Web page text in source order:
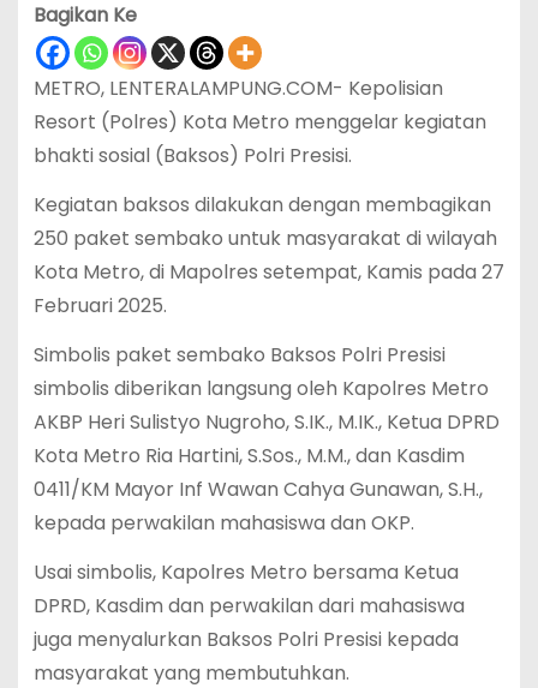
Bagikan Ke
METRO, LENTERALAMPUNG.COM- Kepolisian
Resort (Polres) Kota Metro menggelar kegiatan
bhakti sosial (Baksos) Polri Presisi.
Kegiatan baksos dilakukan dengan membagikan
250 paket sembako untuk masyarakat di wilayah
Kota Metro, di Mapolres setempat, Kamis pada 27
Februari 2025.
Simbolis paket sembako Baksos Polri Presisi
simbolis diberikan langsung oleh Kapolres Metro
AKBP Heri Sulistyo Nugroho, S.IK., M.IK., Ketua DPRD
Kota Metro Ria Hartini, S.Sos., M.M., dan Kasdim
0411/KM Mayor Inf Wawan Cahya Gunawan, S.H.,
kepada perwakilan mahasiswa dan OKP.
Usai simbolis, Kapolres Metro bersama Ketua
DPRD, Kasdim dan perwakilan dari mahasiswa
juga menyalurkan Baksos Polri Presisi kepada
masyarakat yang membutuhkan.